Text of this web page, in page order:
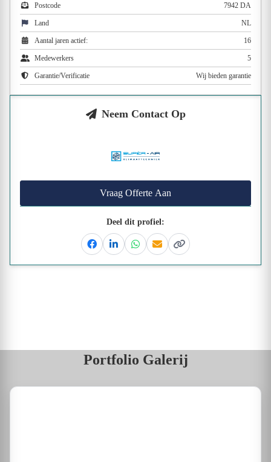
Postcode 7942 DA
Land NL
Aantal jaren actief: 16
Medewerkers 5
Garantie/Verificatie Wij bieden garantie
Neem Contact Op
Vraag Offerte Aan
Deel dit profiel:
FacebookLinkedinWhatsapp
EmailKopieer link
Portfolio Galerij